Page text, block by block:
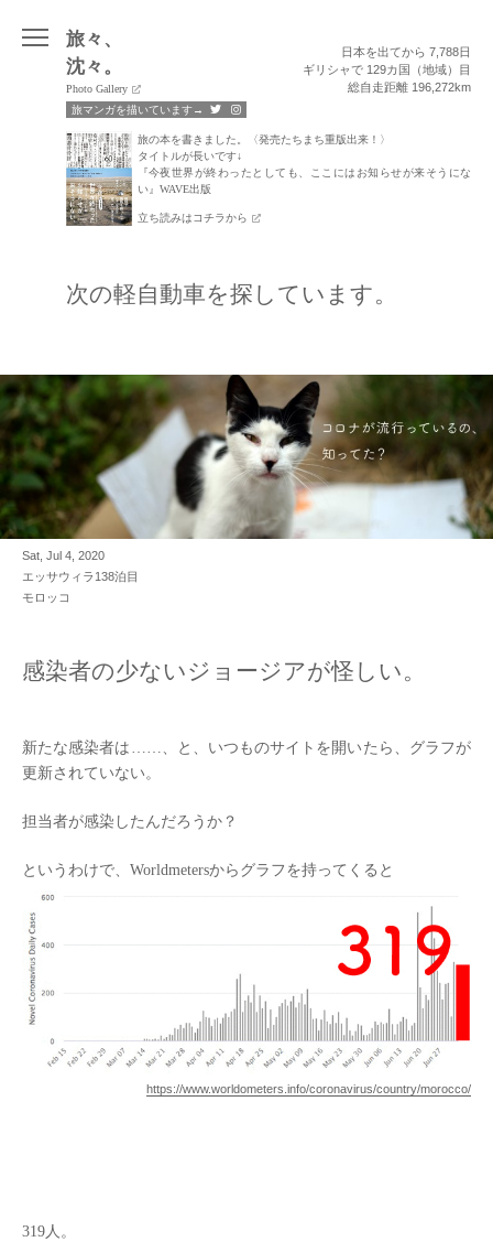
Skip
日本を出てから 7,788日
ギリシャで 129カ国（地域）目
総自走距離 196,272km
旅々、
沈々。
Photo Gallery
旅マンガを描いています→
旅の本を書きました。〈発売たちまち重版出来！〉
タイトルが長いです↓
『今夜世界が終わったとしても、ここにはお知らせが来そうにな
い』WAVE出版
立ち読みはコチラから
次の軽自動車を探しています。
Sat, Jul 4, 2020
エッサウィラ138泊目
モロッコ
感染者の少ないジョージアが怪しい。
新たな感染者は……、と、いつものサイトを開いたら、グラフが
更新されていない。
担当者が感染したんだろうか？
というわけで、Worldmetersからグラフを持ってくると
https://www.worldometers.info/coronavirus/country/morocco/
319人。